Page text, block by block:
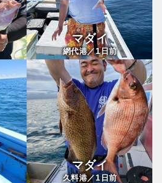
マダイ
網代港／1日前
マダイ
久料港／1日前